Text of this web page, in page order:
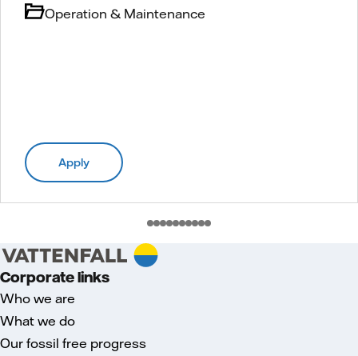
Operation & Maintenance
Apply
Corporate links
Who we are
What we do
Our fossil free progress